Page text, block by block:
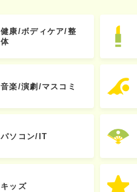
健康/ボディケア/整
体
音楽/演劇/マスコミ
パソコン/IT
キッズ